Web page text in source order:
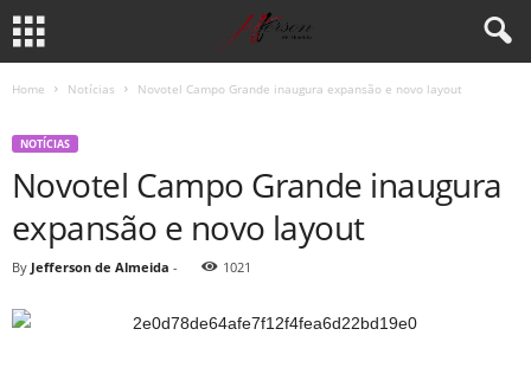
Home Notícias Novotel Campo Grande inaugura expansão e novo layout
NOTÍCIAS
Novotel Campo Grande inaugura
expansão e novo layout
By Jefferson de Almeida - 1021